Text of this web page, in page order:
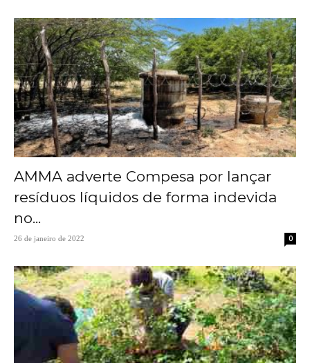
AMMA adverte Compesa por lançar
resíduos líquidos de forma indevida
no...
26 de janeiro de 2022 0